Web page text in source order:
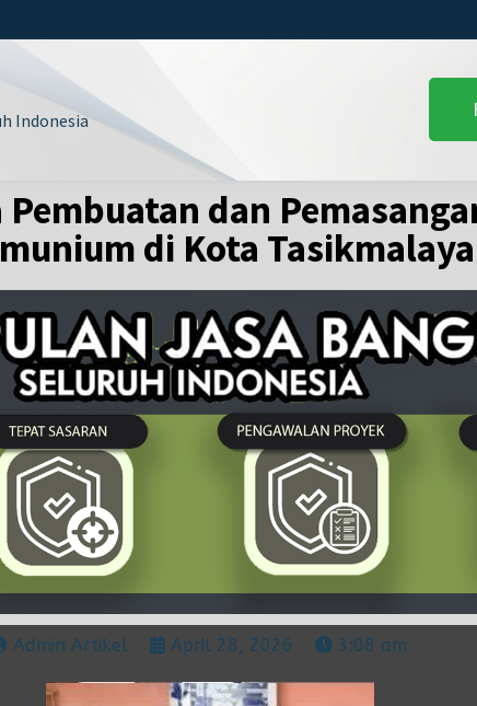
Indonesia
dan
di Kota Tasikmalaya
Admin Artikel April 28, 2026 3:08 am